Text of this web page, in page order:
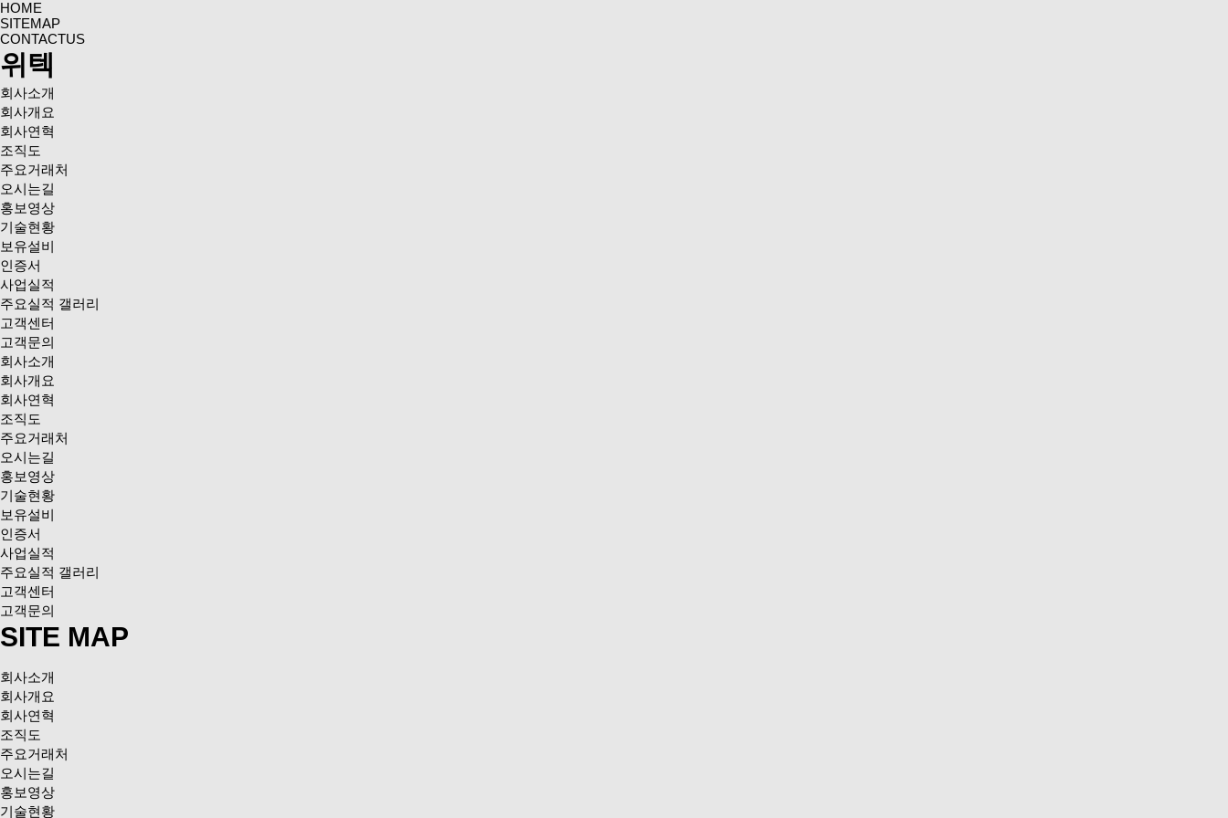
HOME
SITEMAP
CONTACTUS
위텍
회사소개
회사개요
회사연혁
조직도
주요거래처
오시는길
홍보영상
기술현황
보유설비
인증서
사업실적
주요실적 갤러리
고객센터
고객문의
회사소개
회사개요
회사연혁
조직도
주요거래처
오시는길
홍보영상
기술현황
보유설비
인증서
사업실적
주요실적 갤러리
고객센터
고객문의
SITE MAP
회사소개
회사개요
회사연혁
조직도
주요거래처
오시는길
홍보영상
기술현황